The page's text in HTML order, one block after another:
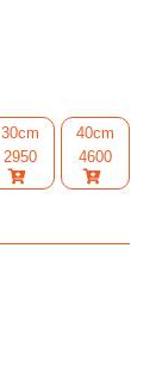
30cm
2950
40cm
4600